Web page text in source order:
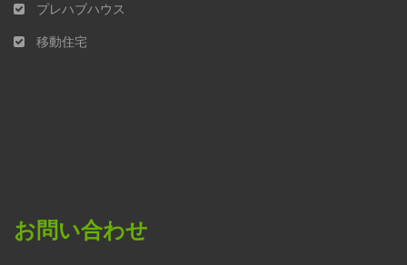
プレハブハウス
移動住宅
お問い合わせ